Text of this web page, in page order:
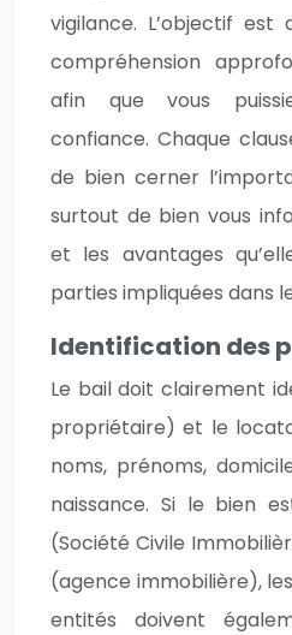
vigilance. L’objectif est
compréhension
afin que vous
confiance. Chaque
de bien cerner
surtout de bien vous
et les avantages
parties impliquées dans
Identification des
Le bail doit clairement
propriétaire) et le
noms, prénoms,
naissance. Si le bien
(Société Civile
(agence immobilière),
entités doivent